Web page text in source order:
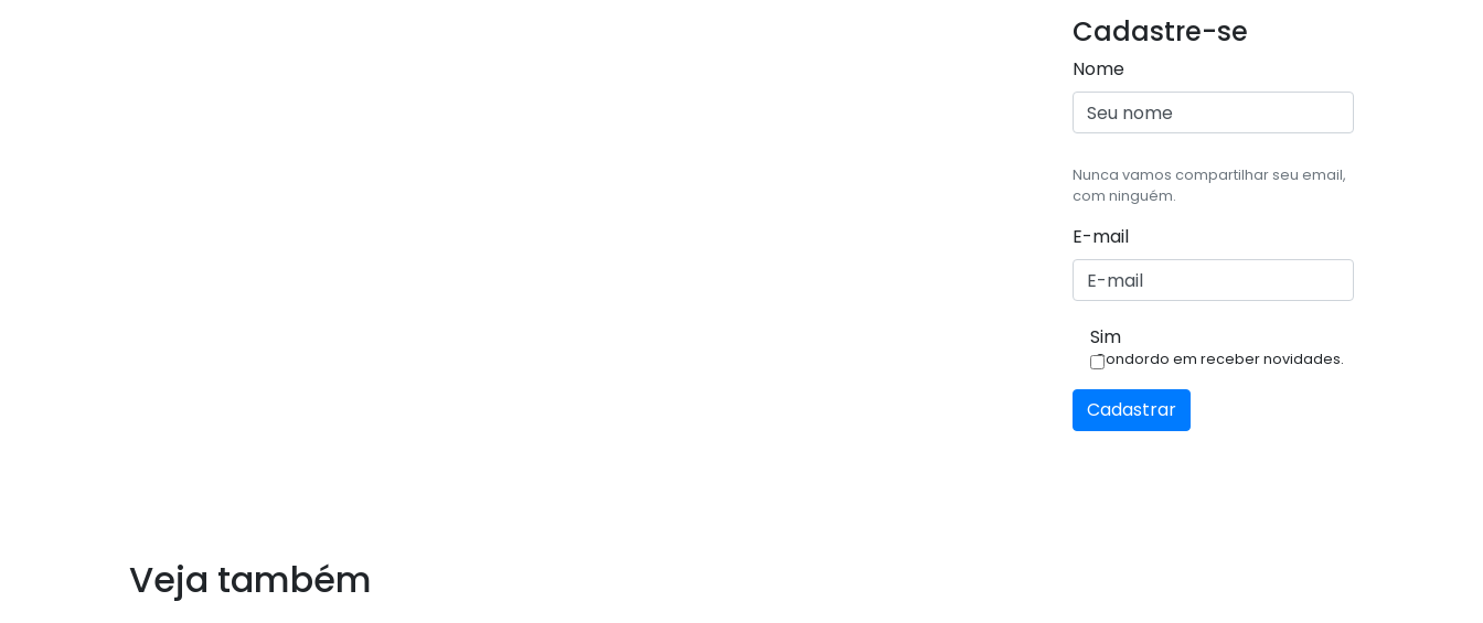
Cadastre-se
Nome
Nunca vamos compartilhar seu email,
com ninguém.
E-mail
Sim
Condordo em receber novidades.
Cadastrar
Veja também